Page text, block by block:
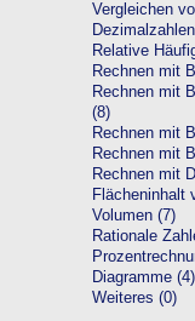
Vergleichen
Relative
Rechnen mit
Rechnen mit
(8)
Rechnen mit
Rechnen mit
Rechnen mit
Flächeninhalt
Volumen (7)
Rationale
Diagramme (4)
Weiteres (0)